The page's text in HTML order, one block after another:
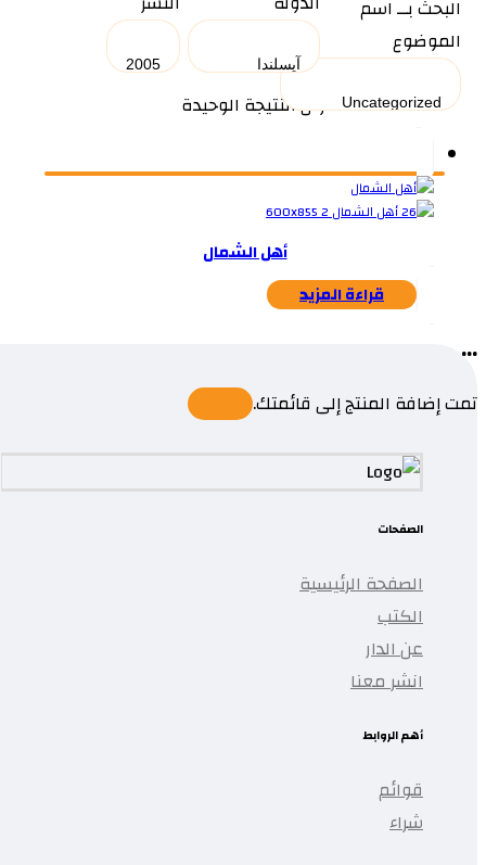
البحث بــ اسم
الموضوع
عرض النتيجة الوحيدة
أهل الشمال
قراءة المزيد
...
تمت إضافة المنتج إلى قائمتك.
الصفحات
الصفحة الرئيسية
الكتب
عن الدار
انشر معنا
أهم الروابط
قوائم
شراء